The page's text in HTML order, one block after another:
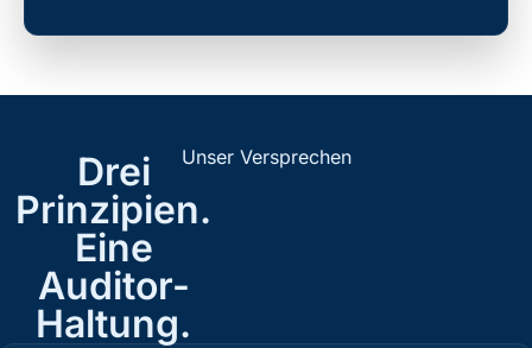
Unser Versprechen
Drei
Prinzipien.
Eine
Auditor-
Haltung.